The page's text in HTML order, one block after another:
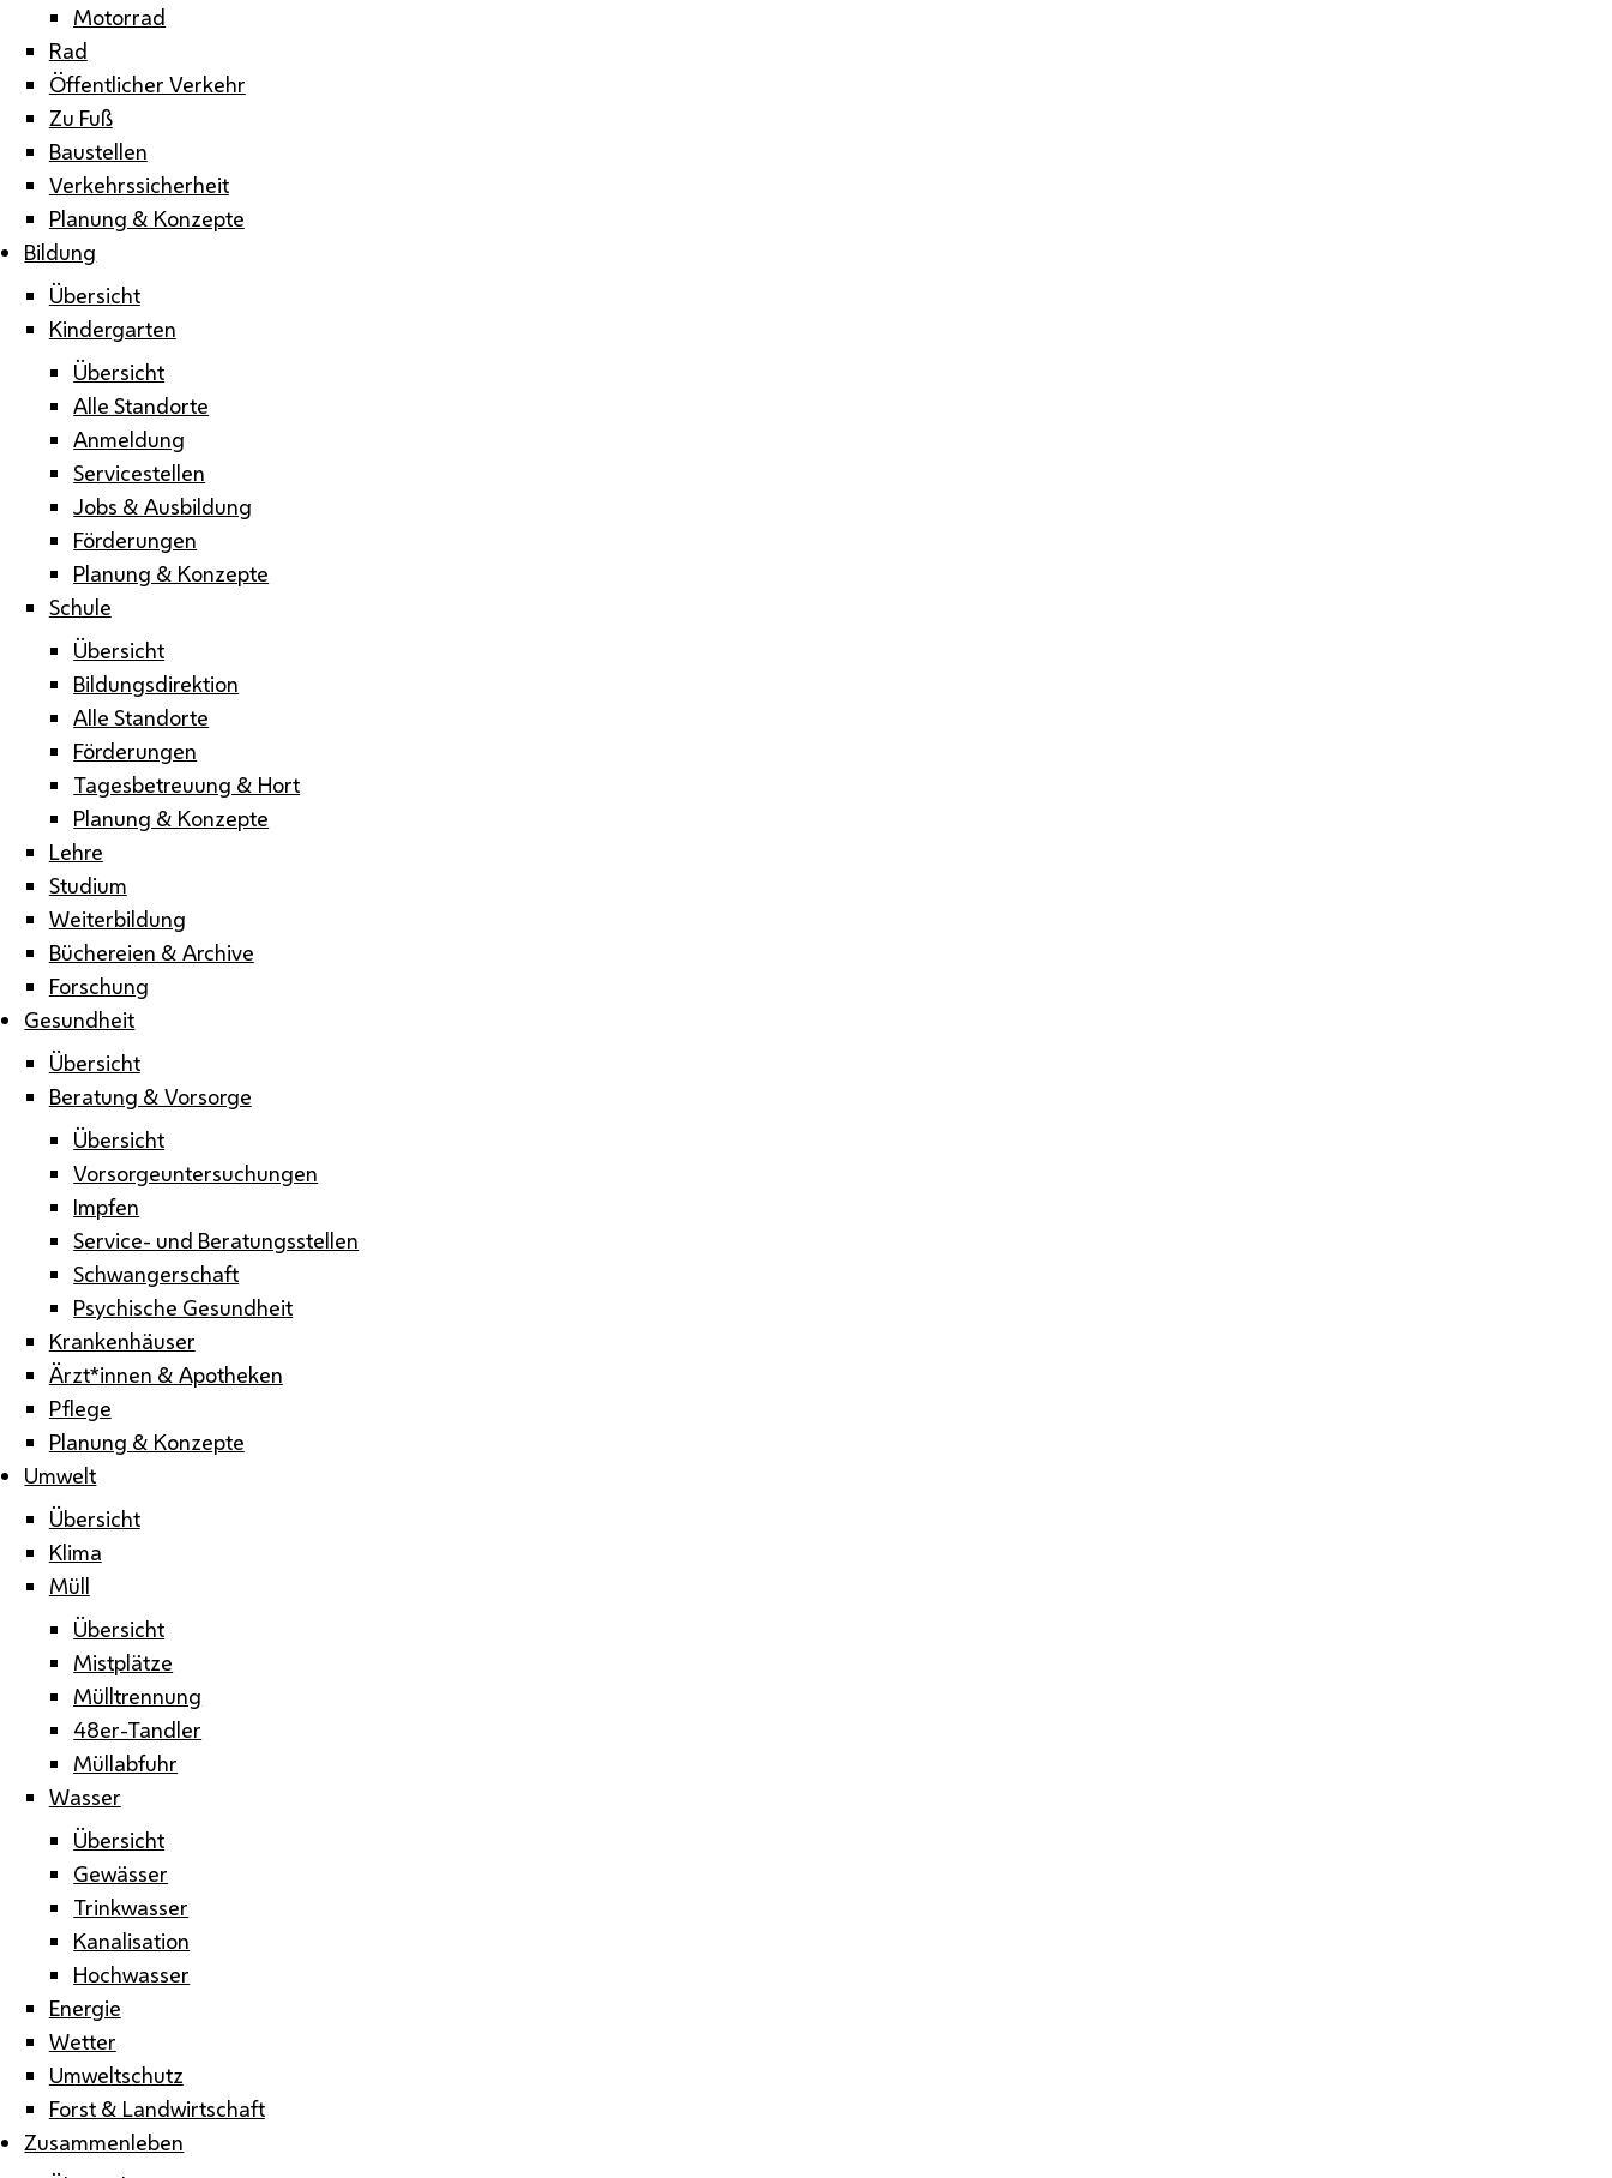
Motorrad
Rad
Öffentlicher Verkehr
Zu Fuß
Baustellen
Verkehrssicherheit
Planung & Konzepte
Bildung
Übersicht
Kindergarten
Übersicht
Alle Standorte
Anmeldung
Servicestellen
Jobs & Ausbildung
Förderungen
Planung & Konzepte
Schule
Übersicht
Bildungsdirektion
Alle Standorte
Förderungen
Tagesbetreuung & Hort
Planung & Konzepte
Lehre
Studium
Weiterbildung
Büchereien & Archive
Forschung
Gesundheit
Übersicht
Beratung & Vorsorge
Übersicht
Vorsorgeuntersuchungen
Impfen
Service- und Beratungsstellen
Schwangerschaft
Psychische Gesundheit
Krankenhäuser
Ärzt*innen & Apotheken
Pflege
Planung & Konzepte
Umwelt
Übersicht
Klima
Müll
Übersicht
Mistplätze
Mülltrennung
48er-Tandler
Müllabfuhr
Wasser
Übersicht
Gewässer
Trinkwasser
Kanalisation
Hochwasser
Energie
Wetter
Umweltschutz
Forst & Landwirtschaft
Zusammenleben